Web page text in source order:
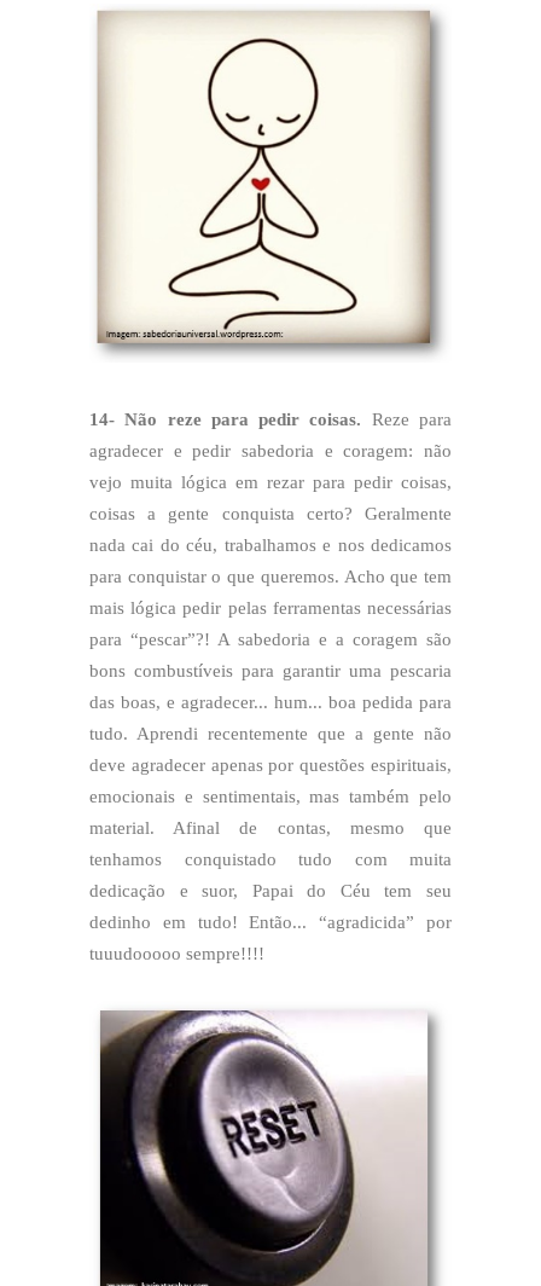
14- Não reze para pedir coisas. Reze para
agradecer e pedir sabedoria e coragem: não
vejo muita lógica em rezar para pedir coisas,
coisas a gente conquista certo? Geralmente
nada cai do céu, trabalhamos e nos dedicamos
para conquistar o que queremos. Acho que tem
mais lógica pedir pelas ferramentas necessárias
para “pescar”?! A sabedoria e a coragem são
bons combustíveis para garantir uma pescaria
das boas, e agradecer... hum... boa pedida para
tudo. Aprendi recentemente que a gente não
deve agradecer apenas por questões espirituais,
emocionais e sentimentais, mas também pelo
material. Afinal de contas, mesmo que
tenhamos conquistado tudo com muita
dedicação e suor, Papai do Céu tem seu
dedinho em tudo! Então... “agradicida” por
tuuudooooo sempre!!!!